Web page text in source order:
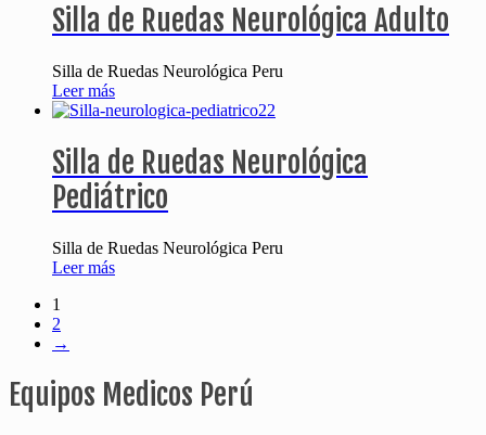
Silla de Ruedas Neurológica Adulto
Silla de Ruedas Neurológica Peru
Leer más
Silla de Ruedas Neurológica
Pediátrico
Silla de Ruedas Neurológica Peru
Leer más
1
2
→
Equipos Medicos Perú